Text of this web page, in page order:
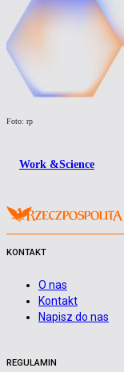
Foto: rp
Work &Science
KONTAKT
O nas
Kontakt
Napisz do nas
REGULAMIN